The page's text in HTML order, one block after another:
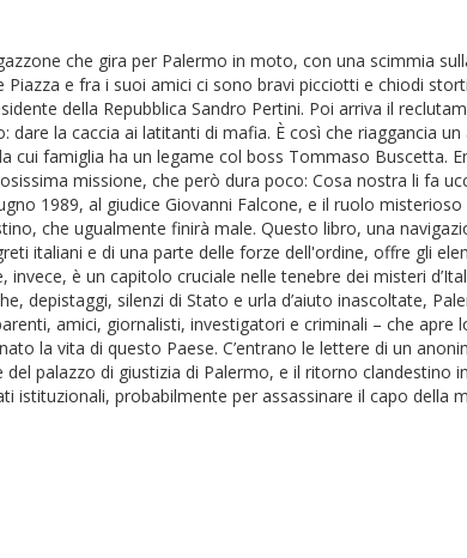
che gira per Palermo in moto, con una scimmia
Piazza e fra i suoi amici ci sono bravi picciotti e chiodi
della Repubblica Sandro Pertini. Poi arriva il
dare la caccia ai latitanti di mafia. È così che riaggancia
cui famiglia ha un legame col boss Tommaso Buscetta.
missione, che però dura poco: Cosa nostra li fa
1989, al giudice Giovanni Falcone, e il ruolo
che ugualmente finirà male. Questo libro, una
italiani e di una parte delle forze dell'ordine, offre gli
invece, è un capitolo cruciale nelle tenebre dei misteri
depistaggi, silenzi di Stato e urla d’aiuto inascoltate,
amici, giornalisti, investigatori e criminali – che apre
la vita di questo Paese. C’entrano le lettere di un
palazzo di giustizia di Palermo, e il ritorno clandestino
istituzionali, probabilmente per assassinare il capo della